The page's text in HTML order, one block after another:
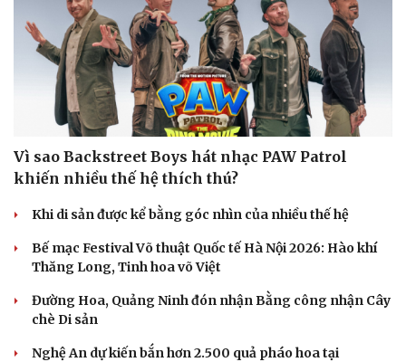
Doanh nghiệp
Thông tin doanh nghiệp
Doanh nghiệp 24h
Doanh nhân
Vì cộng đồng
Công nghệ
Tin Công nghệ
Trải nghiệm
Vì sao Backstreet Boys hát nhạc PAW Patrol
khiến nhiều thế hệ thích thú?
Khi di sản được kể bằng góc nhìn của nhiều thế hệ
Bế mạc Festival Võ thuật Quốc tế Hà Nội 2026: Hào khí
Thăng Long, Tinh hoa võ Việt
Đường Hoa, Quảng Ninh đón nhận Bằng công nhận Cây
chè Di sản
Nghệ An dự kiến bắn hơn 2.500 quả pháo hoa tại